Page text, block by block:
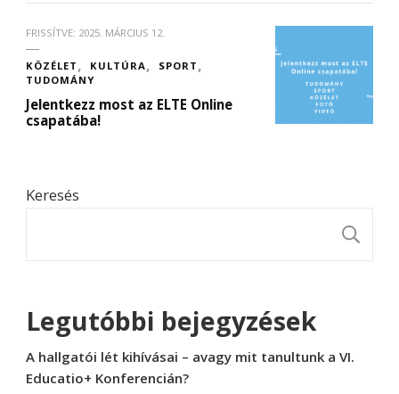
FRISSÍTVE: 2025. MÁRCIUS 12.
KÖZÉLET KULTÚRA
SPORT
TUDOMÁNY
Jelentkezz most az ELTE Online
csapatába!
Keresés
Legutóbbi bejegyzések
A hallgatói lét kihívásai – avagy mit tanultunk a VI.
Educatio+ Konferencián?